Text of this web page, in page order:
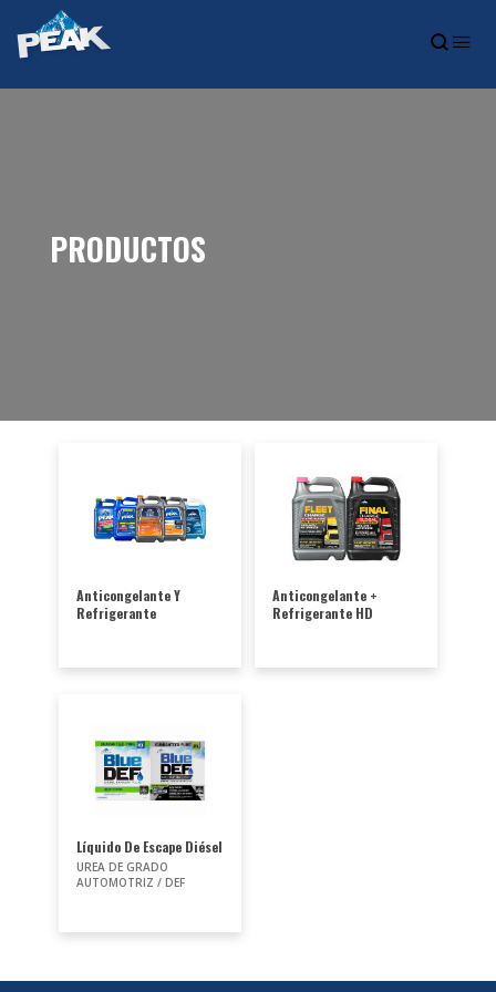
PRODUCTOS
Anticongelante Y
Refrigerante
Anticongelante +
Refrigerante HD
Líquido De Escape Diésel
UREA DE GRADO
AUTOMOTRIZ / DEF